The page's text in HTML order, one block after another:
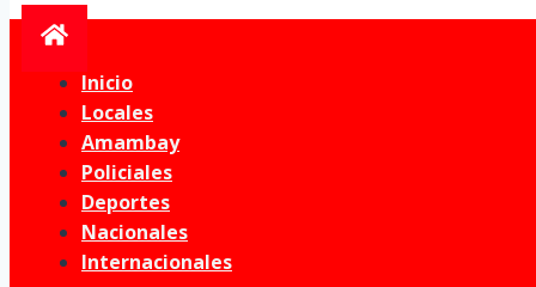
Inicio
Locales
Amambay
Policiales
Deportes
Nacionales
Internacionales